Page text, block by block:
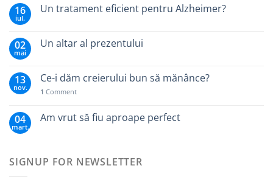
16
iul.
Un tratament eficient pentru Alzheimer?
02
mai
Un altar al prezentului
13
nov.
Ce-i dăm creierului bun să mănânce?
1 Comment
04
mart.
Am vrut să fiu aproape perfect
SIGNUP FOR NEWSLETTER